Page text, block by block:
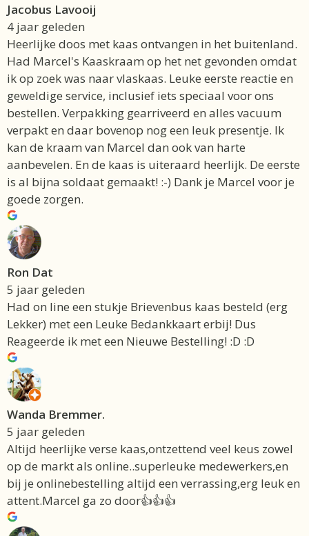
Jacobus Lavooij
4 jaar geleden
Heerlijke doos met kaas ontvangen in het buitenland.
Had Marcel's Kaaskraam op het net gevonden omdat
ik op zoek was naar vlaskaas. Leuke eerste reactie en
geweldige service, inclusief iets speciaal voor ons
bestellen. Verpakking gearriveerd en alles vacuum
verpakt en daar bovenop nog een leuk presentje. Ik
kan de kraam van Marcel dan ook van harte
aanbevelen. En de kaas is uiteraard heerlijk. De eerste
is al bijna soldaat gemaakt! :-) Dank je Marcel voor je
goede zorgen.
Ron Dat
5 jaar geleden
Had on line een stukje Brievenbus kaas besteld (erg
Lekker) met een Leuke Bedankkaart erbij! Dus
Reageerde ik met een Nieuwe Bestelling! :D :D
Wanda Bremmer.
5 jaar geleden
Altijd heerlijke verse kaas,ontzettend veel keus zowel
op de markt als online..superleuke medewerkers,en
bij je onlinebestelling altijd een verrassing,erg leuk en
attent.Marcel ga zo door👍👍👍